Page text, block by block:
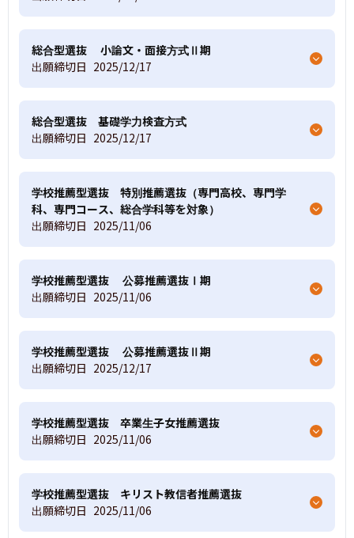
総合型選抜 小論文・面接方式Ⅱ期
出願締切日 2025/12/17
総合型選抜 基礎学力検査方式
出願締切日 2025/12/17
学校推薦型選抜 特別推薦選抜（専門高校、専門学
科、専門コース、総合学科等を対象）
出願締切日 2025/11/06
学校推薦型選抜 公募推薦選抜Ⅰ期
出願締切日 2025/11/06
学校推薦型選抜 公募推薦選抜Ⅱ期
出願締切日 2025/12/17
学校推薦型選抜 卒業生子女推薦選抜
出願締切日 2025/11/06
学校推薦型選抜 キリスト教信者推薦選抜
出願締切日 2025/11/06